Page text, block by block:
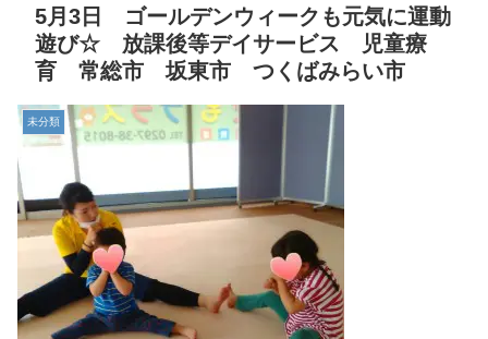
5月3日 ゴールデンウィークも元気に運動
遊び☆ 放課後等デイサービス 児童療
育 常総市 坂東市 つくばみらい市
未分類